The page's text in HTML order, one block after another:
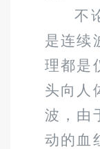
不
是连续
理都是
头向人
波，由
动的血